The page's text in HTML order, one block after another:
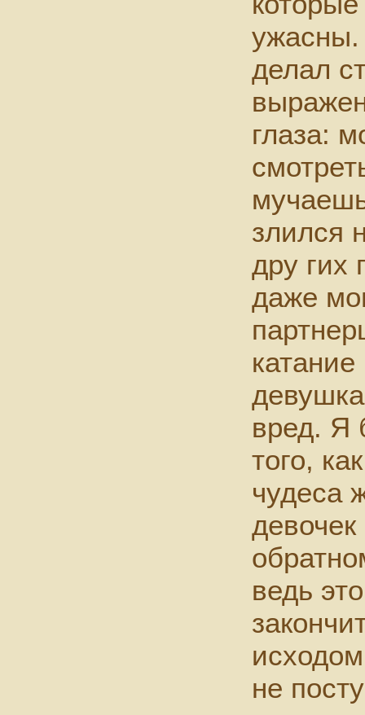
делал
глаза:
злился
дру гих
даже
вред. Я
того,
чудеса
ведь
не